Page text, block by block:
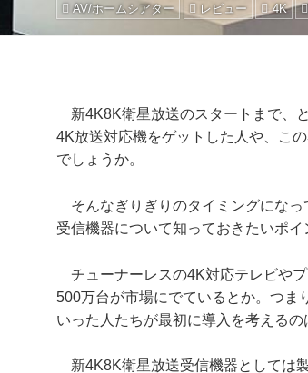
AV/ホームシアター レビュー 4K
新4K8K衛星放送のスタートまで、
4K放送対応機をゲットした人や、こ
でしょうか。
そんなぎりぎりのタイミングになっ
受信機器について知っておきたいポ
チューナーレスの4K対応テレビや
500万台が市場にでているとか。つま
いった人たちが最初に導入を考えるの
新4K8K衛星放送受信機器としては